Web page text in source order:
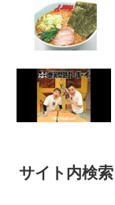
サイト内検索